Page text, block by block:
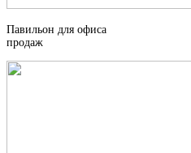
Павильон для офиса
продаж